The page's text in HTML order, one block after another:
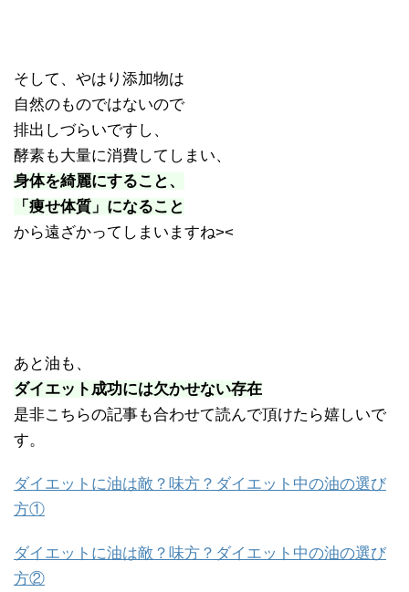
そして、やはり添加物は
自然のものではないので
排出しづらいですし、
酵素も大量に消費してしまい、
身体を綺麗にすること、
「痩せ体質」になること
から遠ざかってしまいますね><
あと油も、
ダイエット成功には欠かせない存在
是非こちらの記事も合わせて読んで頂けたら嬉しいで
す。
ダイエットに油は敵？味方？ダイエット中の油の選び
方①
ダイエットに油は敵？味方？ダイエット中の油の選び
方②